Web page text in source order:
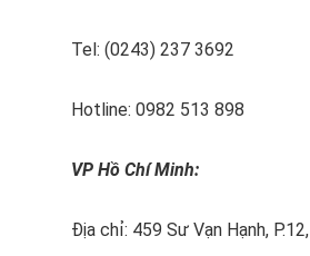
Tel: (0243) 237 3692
Hotline: 0982 513 898
VP Hồ Chí Minh:
Địa chỉ: 459 Sư Vạn Hạnh,